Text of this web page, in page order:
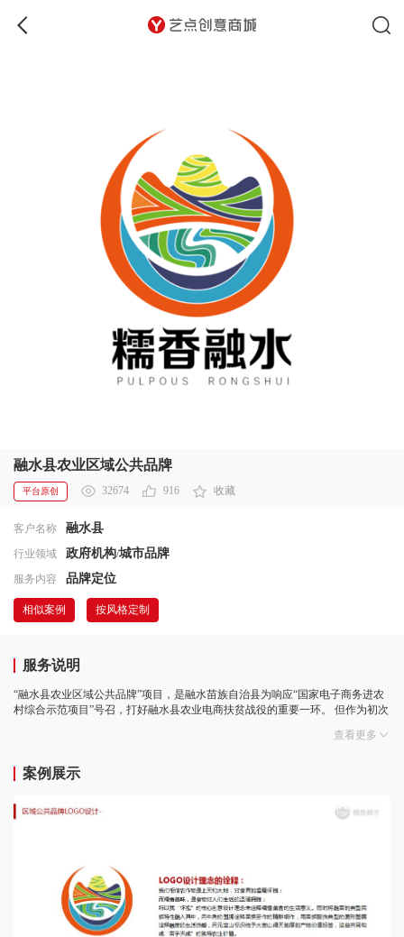
融水县农业区域公共品牌
平台原创 32674 916 收藏
客户名称 融水县
行业领域 政府机构/城市品牌
服务内容 品牌定位
相似案例 按风格定制
服务说明
“融水县农业区域公共品牌”项目，是融水苗族自治县为响应“国家电子商务进农
村综合示范项目”号召，打好融水县农业电商扶贫战役的重要一环。 但作为初次
所以首要任务便是大力宣传电商进农村业务，特别是本地农民对农产品的宣传
企业、旅游企业、基层村镇和其他各级各类参与者的参与热情，为此启动媒
“融水县农业区域公共品牌”项目，是融水苗族自治县为响应“国家电子商务进农
意识，在本区域内形成电商进农村全面开展的业务氛围，调动本地网商、农业
企业、旅游企业、基层村镇和其他各级各类参与者的参与热情，为此启动媒
体、实地、活动等立体式宣传。
查看更多
案例展示